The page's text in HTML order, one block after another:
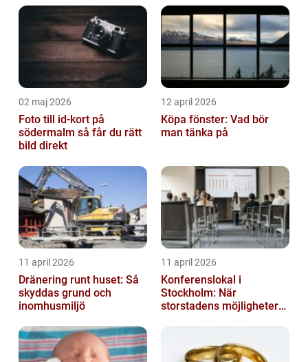
02 maj 2026
Foto till id-kort på
södermalm så får du rätt
bild direkt
12 april 2026
Köpa fönster: Vad bör
man tänka på
11 april 2026
Dränering runt huset: Så
skyddas grund och
inomhusmiljö
11 april 2026
Konferenslokal i
Stockholm: När
storstadens möjligheter